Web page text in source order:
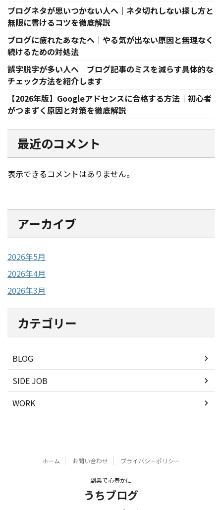
ブログネタが思いつかない人へ｜ネタ切れしない探し方と
無限に書けるコツを徹底解説
ブログに疲れたあなたへ｜やる気が出ない原因と無理なく
続けるための対処法
誤字脱字が多い人へ｜ブログ記事のミスを減らす具体的な
チェック方法を紹介します
【2026年版】Googleアドセンスに合格する方法｜初心者
がつまずく原因と対策を徹底解説
最近のコメント
表示できるコメントはありません。
アーカイブ
2026年5月
2026年4月
2026年3月
カテゴリー
BLOG
SIDE JOB
WORK
ホーム お問い合わせ プライバシーポリシー
副業で心豊かに
うちブログ